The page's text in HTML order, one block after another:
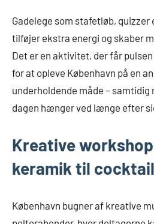
Gadelege som stafetløb,
tilføjer ekstra energi og skaber
Det er en aktivitet, der får
for at opleve København på en
underholdende måde – samtidig
dagen hænger ved længe efter
Kreative
keramik til
København bugner af kreative